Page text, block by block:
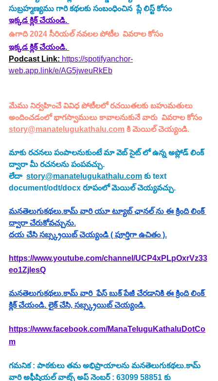
సుబ్రహ్మణ్యము గారి కథలకు సంబంధించిన  ప్లే లిస్ట్ కోసం
ఇక్కడ క్లిక్ చేయండి.
ఉగాది 2024 సీరియల్ నవలల పోటీల  వివరాల కోసం
ఇక్కడ క్లిక్ చేయండి.
Podcast Link: https://spotifyanchor-
web.app.link/e/AG5jweuRkEb
మేము నిర్వహించే వివిధ పోటీలలో రచయితలకు బహుమతులు
అందించడంలో భాగస్వాములు కావాలనుకునే వారు  వివరాల కోసం
story@manatelugukathalu.com కి మెయిల్ చెయ్యండి.
మాకు రచనలు పంపాలనుకుంటే మా వెబ్ సైట్ లో ఉన్న అప్లోడ్ లింక్
ద్వారా మీ రచనలను పంపవచ్చు.
లేదా story@manatelugukathalu.com కు text
document/odt/docx రూపంలో మెయిల్ చెయ్యవచ్చు.
మనతెలుగుకథలు.కామ్ వారి యూ ట్యూబ్ ఛానల్ ను ఈ క్రింది లింక్
ద్వారా చేరుకోవచ్చును.
దయ చేసి సబ్స్క్రయిబ్ చెయ్యండి ( పూర్తిగా ఉచితం ).
https://www.youtube.com/channel/UCP4xPLpOxrVz33
eo1ZjlesQ
మనతెలుగుకథలు.కామ్ వారి  ఫేస్ బుక్ పేజీ చేరడానికి ఈ క్రింది లింక్
క్లిక్ చేయండి. లైక్ చేసి, సబ్స్క్రయిబ్ చెయ్యండి.
https://www.facebook.com/ManaTeluguKathaluDotCo
m
గమనిక : పాఠకులు తమ అభిప్రాయాలను మనతెలుగుకథలు.కామ్
వారి అఫీషియల్ వాట్స్ అప్ నెంబర్ : 63099 58851 కు